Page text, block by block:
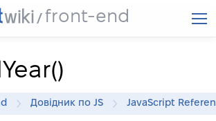
front-end
Довідник по JS JavaScript